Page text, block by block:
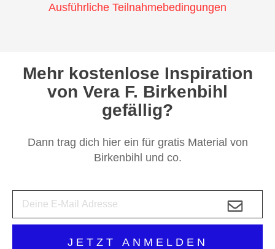
Ausführliche Teilnahmebedingungen
Mehr kostenlose Inspiration
von Vera F. Birkenbihl
gefällig?
Dann trag dich hier ein für gratis Material von
Birkenbihl und co.
JETZT ANMELDEN